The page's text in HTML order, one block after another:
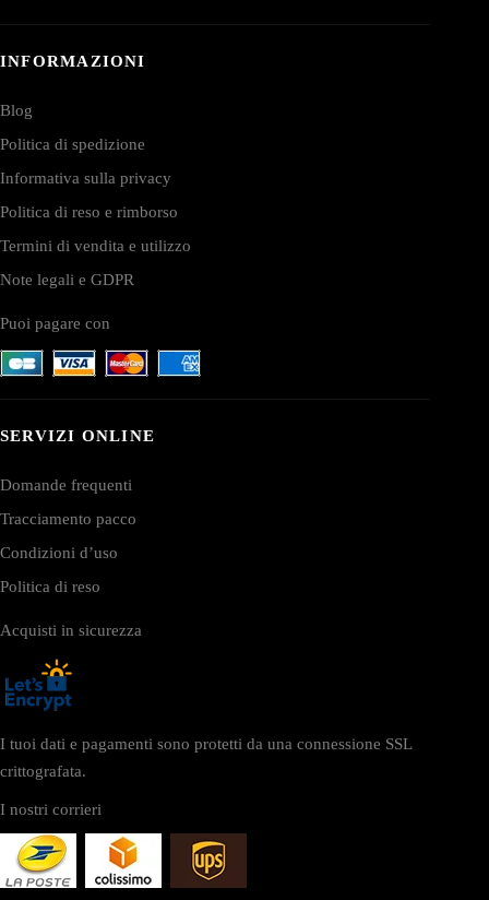
INFORMAZIONI
Blog
Politica di spedizione
Informativa sulla privacy
Politica di reso e rimborso
Termini di vendita e utilizzo
Note legali e GDPR
Puoi pagare con
SERVIZI ONLINE
Domande frequenti
Tracciamento pacco
Condizioni d’uso
Politica di reso
Acquisti in sicurezza
I tuoi dati e pagamenti sono protetti da una connessione SSL
crittografata.
I nostri corrieri